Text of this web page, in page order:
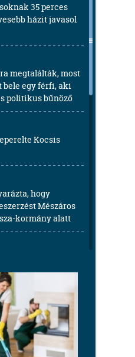
35 perces
házit javasol
megtalálták, most
bele egy férfi, aki
politikus bűnöző
Kocsis
hogy
Mészáros
kormány alatt
az Orbán-
255 millió forint
és